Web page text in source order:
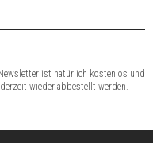
ist natürlich kostenlos und
wieder abbestellt werden.